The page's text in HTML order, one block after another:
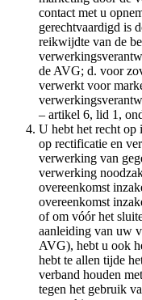
contact met u
gerechtvaardigd is
reikwijdte van de
de AVG; d. voor
verwerkt voor
– artikel 6, lid 1,
U hebt het recht op
op rectificatie en
verwerking van
verwerking
overeenkomst
overeenkomst
of om vóór het
aanleiding van uw
AVG), hebt u ook
hebt te allen tijde
verband houden
tegen het gebruik